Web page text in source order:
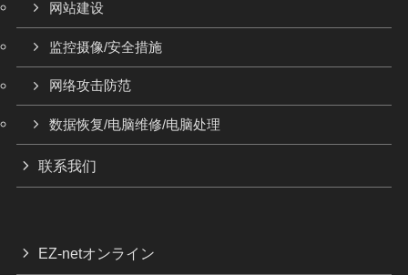
网站建设
监控摄像/安全措施
网络攻击防范
数据恢复/电脑维修/电脑处理
联系我们
EZ-netオンライン